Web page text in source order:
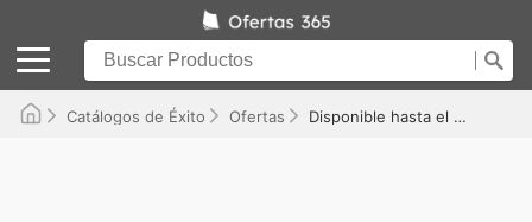
Catálogos de Éxito Ofertas Disponible hasta el 30/07/2025